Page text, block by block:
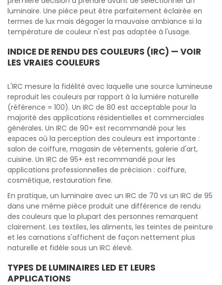
luminaire. Une pièce peut être parfaitement éclairée en
termes de lux mais dégager la mauvaise ambiance si la
température de couleur n'est pas adaptée à l'usage.
INDICE DE RENDU DES COULEURS (IRC) — VOIR
LES VRAIES COULEURS
L'IRC mesure la fidélité avec laquelle une source lumineuse
reproduit les couleurs par rapport à la lumière naturelle
(référence = 100). Un IRC de 80 est acceptable pour la
majorité des applications résidentielles et commerciales
générales. Un IRC de 90+ est recommandé pour les
espaces où la perception des couleurs est importante :
salon de coiffure, magasin de vêtements, galerie d'art,
cuisine. Un IRC de 95+ est recommandé pour les
applications professionnelles de précision : coiffure,
cosmétique, restauration fine.
En pratique, un luminaire avec un IRC de 70 vs un IRC de 95
dans une même pièce produit une différence de rendu
des couleurs que la plupart des personnes remarquent
clairement. Les textiles, les aliments, les teintes de peinture
et les carnations s'affichent de façon nettement plus
naturelle et fidèle sous un IRC élevé.
TYPES DE LUMINAIRES LED ET LEURS
APPLICATIONS